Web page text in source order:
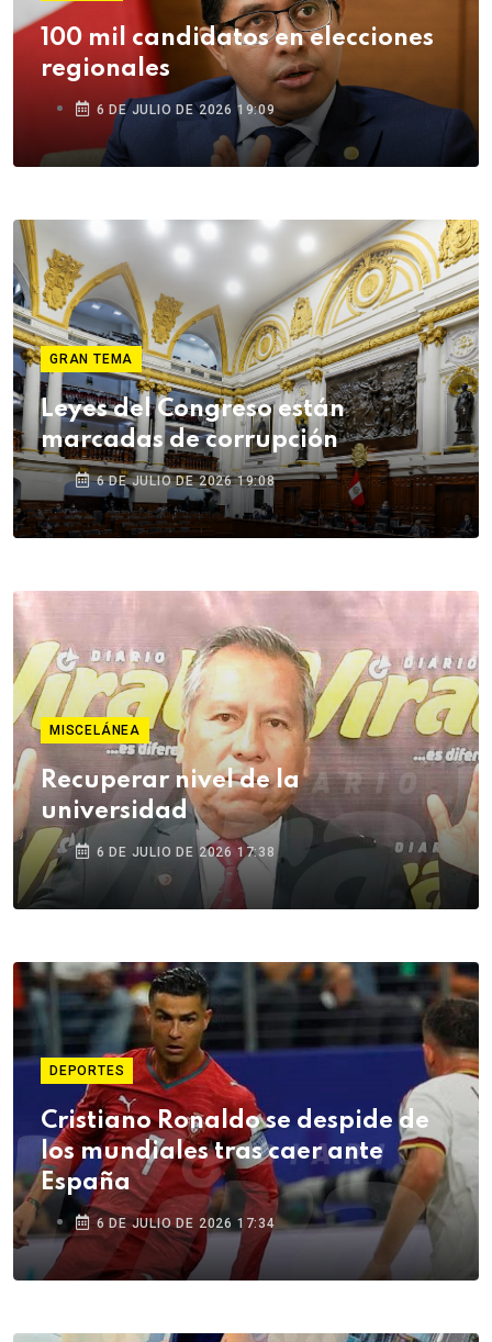
100 mil candidatos en elecciones
regionales
6 DE JULIO DE 2026 19:09
GRAN TEMA
Leyes del Congreso están
marcadas de corrupción
6 DE JULIO DE 2026 19:08
MISCELÁNEA
Recuperar nivel de la
universidad
6 DE JULIO DE 2026 17:38
DEPORTES
Cristiano Ronaldo se despide de
los mundiales tras caer ante
España
6 DE JULIO DE 2026 17:34